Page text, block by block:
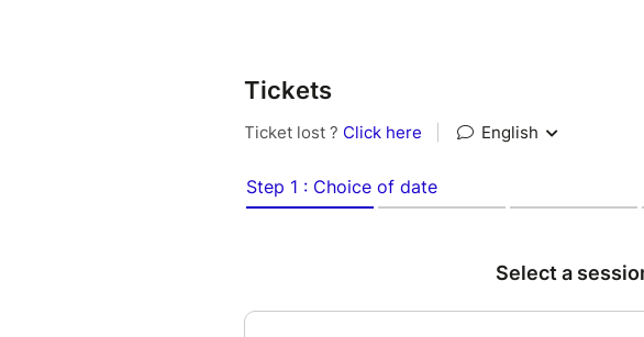
le public et l'artiste, qui invite à questionner
nous-même.
À partir de 10 ans
Tickets